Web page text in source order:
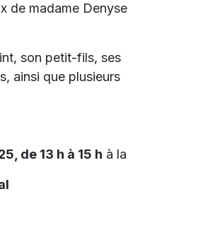
de madame Denyse
son petit-fils, ses
ainsi que plusieurs
de 13 h à 15 h à la